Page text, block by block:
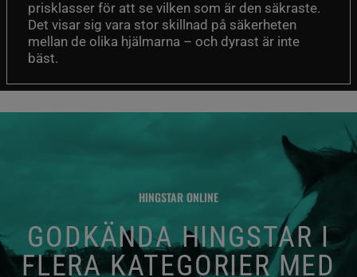
prisklasser för att se vilken som är den säkraste.
Det visar sig vara stor skillnad på säkerheten
mellan de olika hjälmarna – och dyrast är inte
bäst.
HINGSTAR ONLINE
GODKÄNDA HINGSTAR I
FLERA KATEGORIER MED